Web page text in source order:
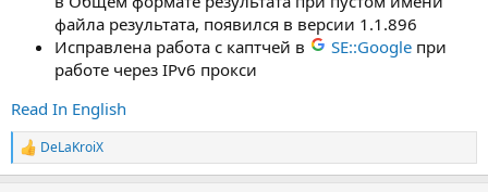
файла результата, появился в версии 1.1.896
Исправлена работа с каптчей в
SE::Google при
работе через IPv6 прокси
Read In English
Р
е
DeLaKroiX